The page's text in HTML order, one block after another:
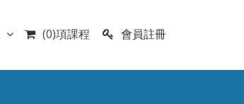
會員註冊
(0)項課程